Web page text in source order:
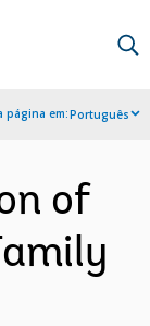
página em:Português
of